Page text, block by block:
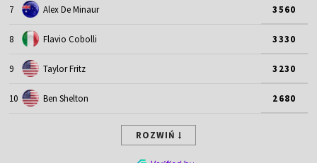
7 Alex De Minaur 3560
8 Flavio Cobolli 3330
9 Taylor Fritz 3230
10 Ben Shelton 2680
ROZWIŃ